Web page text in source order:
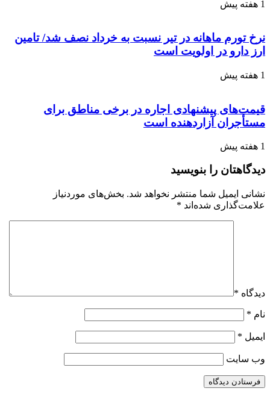
1 هفته پیش
نرخ تورم ماهانه در تیر نسبت به خرداد نصف شد/ تامین
ارز دارو در اولویت است
1 هفته پیش
قیمت‌های پیشنهادی اجاره در برخی مناطق برای
مستأجران آزاردهنده است
1 هفته پیش
دیدگاهتان را بنویسید
نشانی ایمیل شما منتشر نخواهد شد. بخش‌های موردنیاز
علامت‌گذاری شده‌اند *
دیدگاه *
نام *
ایمیل *
وب‌ سایت